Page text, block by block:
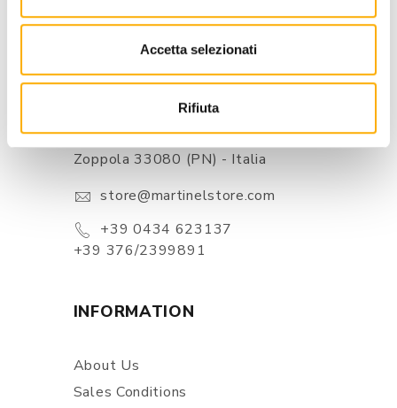
Accetta selezionati
Rifiuta
Via Pordenone, 1 - Poincicco Di
Zoppola 33080 (PN) - Italia
store@martinelstore.com
+39 0434 623137
+39 376/2399891
INFORMATION
About Us
Sales Conditions